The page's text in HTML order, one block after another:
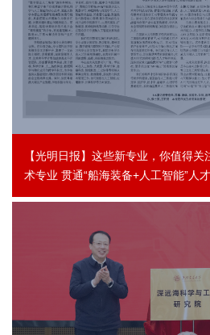
【光明日报】这些新专业，你值得
术专业 贯通“船海装备+人工智能”人